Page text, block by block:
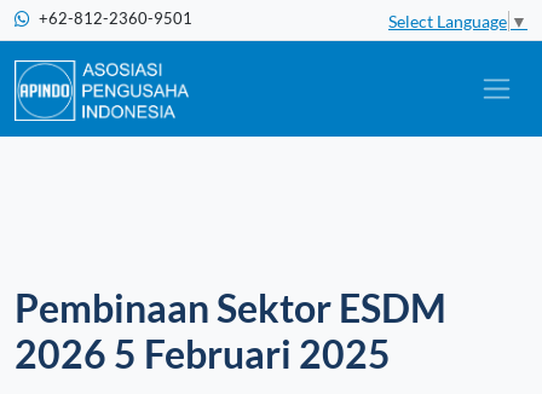
+62-812-2360-9501 Select Language ▼
Pembinaan Sektor ESDM
2026 5 Februari 2025